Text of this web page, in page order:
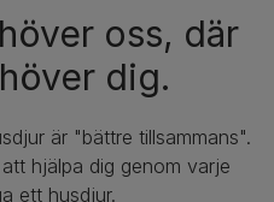
oss, där
dig.
är "bättre tillsammans".
hjälpa dig genom varje
ett husdjur.